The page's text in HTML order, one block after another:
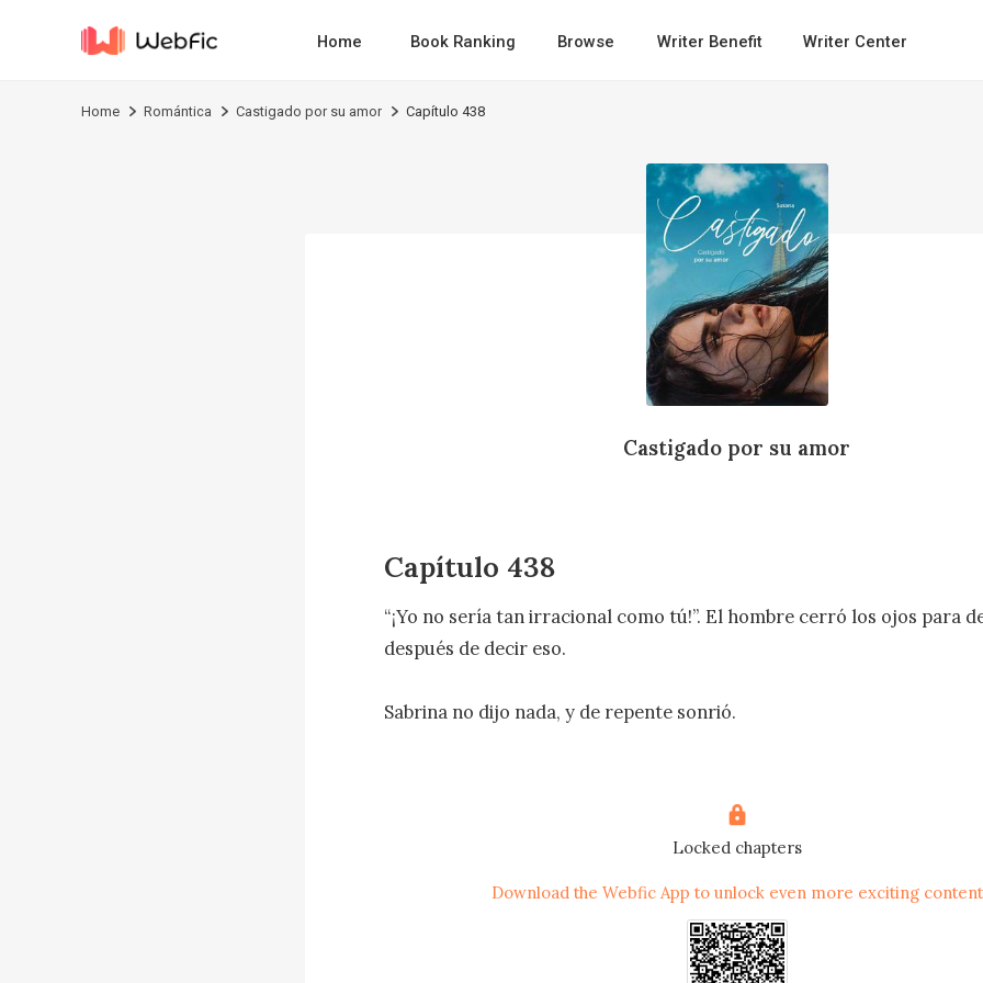
Home Book Ranking Browse Writer Benefit Writer Center
Home Romántica Castigado por su amor Capítulo 438
Castigado por su amor
Capítulo 438
“¡Yo no sería tan irracional como tú!”. El hombre cerró los ojos para
después de decir eso.
Sabrina no dijo nada, y de repente sonrió.
Kingston no había visto a la Señora sonreír antes. Sin embargo,
Locked chapters
Download the Webfic App to unlock even more exciting content